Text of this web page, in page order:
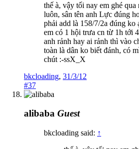
thế à, vậy tối nay em ghé qua
luôn, sân tên anh Lực đúng
phải add là 158/7/2a đúng ko
em có 1 hội trưa cn từ 1h tới
anh rảnh hay ai rảnh thì vào
toàn là dân ko biết đánh, có
chút :-ssX_X
bkcloading, 31/3/12
#37
alibaba Guest
bkcloading said: ↑